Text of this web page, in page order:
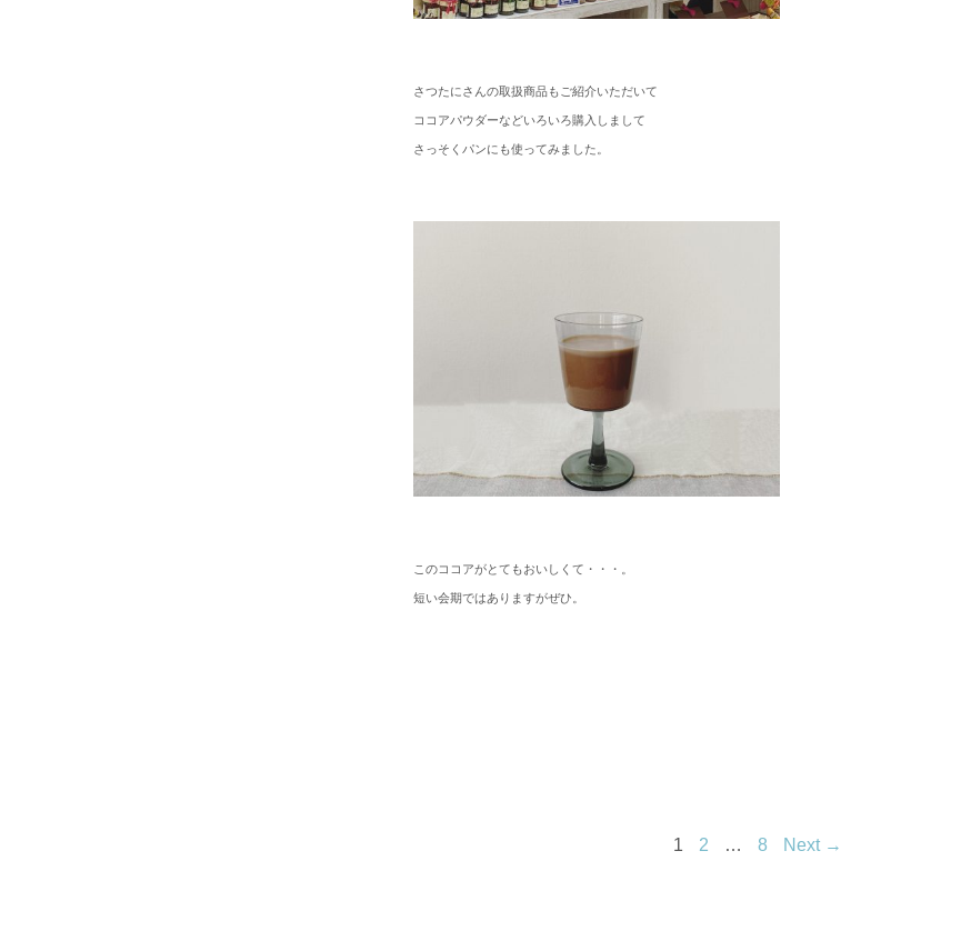
さつたにさんの取扱商品もご紹介いただいて
ココアパウダーなどいろいろ購入しまして
さっそくパンにも使ってみました。
このココアがとてもおいしくて・・・。
短い会期ではありますがぜひ。
1 2 … 8 Next →